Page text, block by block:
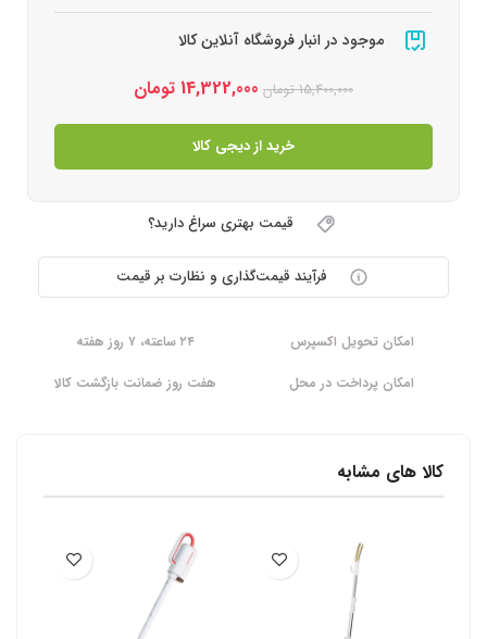
موجود در انبار فروشگاه آنلاین کالا
15,400,000 تومان 14,322,000 تومان
خرید از دیجی کالا
قیمت بهتری سراغ دارید؟
فرآیند قیمت‌گذاری و نظارت بر قیمت
امکان تحویل اکسپرس
۲۴ ساعته، ۷ روز هفته
امکان پرداخت در محل
هفت روز ضمانت بازگشت کالا
کالا های مشابه